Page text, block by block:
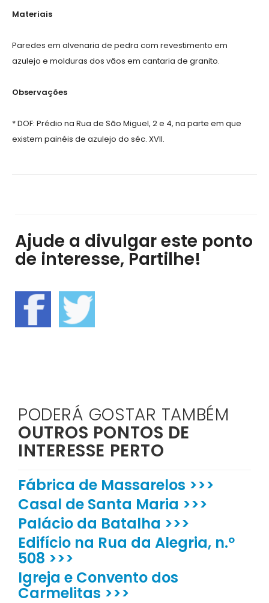
Materiais
Paredes em alvenaria de pedra com revestimento em
azulejo e molduras dos vãos em cantaria de granito.
Observações
* DOF: Prédio na Rua de São Miguel, 2 e 4, na parte em que
existem painéis de azulejo do séc. XVII.
Ajude a divulgar este ponto
de interesse, Partilhe!
PODERÁ GOSTAR TAMBÉM
OUTROS PONTOS DE
INTERESSE PERTO
Fábrica de Massarelos >>>
Casal de Santa Maria >>>
Palácio da Batalha >>>
Edifício na Rua da Alegria, n.º
508 >>>
Igreja e Convento dos
Carmelitas >>>